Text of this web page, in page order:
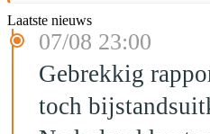
Laatste nieuws
07/08 23:00
Gebrekkig
toch